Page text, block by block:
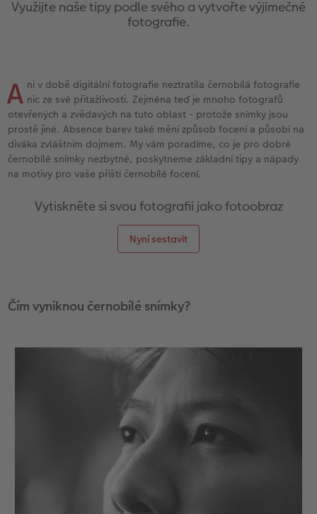
Panoramatické stránky
Garance spokojenosti
CEWE myPhotos
Art Collection
Novinky
CEWE foto ihned s textem
CEWE přání na počkání
Fotosety ihned
Vícedílné fotografie ihned
Velké formáty ihned
Koláž ihned
CEWE foto ihned
Art Prints
Rámy
Samolepky z fotky
CEWE myPhotos
Novinky
Akrylové sklo
Gallery Print
Svatební cedule
Vícedílné obrazy
Fotokoláž
CEWE myPhotos
Fotokoláž k výročí
Hry
Art Prints
Dárková krabička
CEWE FOTOKNIHA dětská
CEWE myPhotos
Novinky
Novinky
Cardholder
Pohlednice s přímým odesláním
Dětská přání
Další události
CEWE myPhotos
Inspirace pro váš domov
Designové fotoobrazy
Kronika roku
Fotografické soutěže
Využijte naše tipy podle svého a vytvořte výjimečné
fotografie.
A ni v době digitální fotografie neztratila černobílá fotografie
nic ze své přitažlivosti. Zejména teď je mnoho fotografů
otevřených a zvědavých na tuto oblast - protože snímky jsou
prostě jiné. Absence barev také mění způsob focení a působí na
diváka zvláštním dojmem. My vám poradíme, co je pro dobré
černobílé snímky nezbytné, poskytneme základní tipy a nápady
na motivy pro vaše příští černobílé focení.
Vytiskněte si svou fotografii jako fotoobraz
Nyní sestavit
Čím vyniknou černobílé snímky?